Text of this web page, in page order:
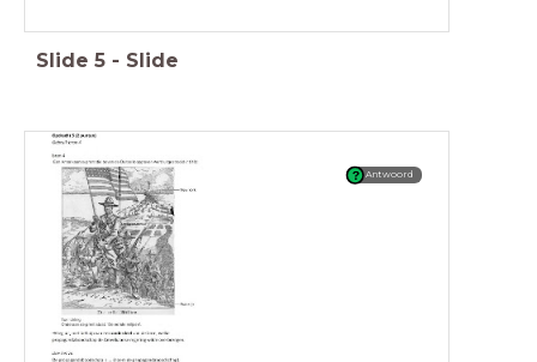
Slide 5 - Slide
Antwoord